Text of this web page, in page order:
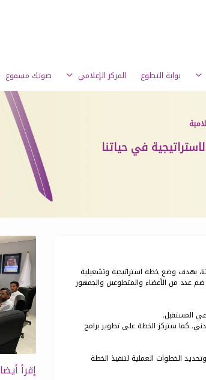
بوابة التطوع المركز الإعلامي صوتك مسموع
في حياتنا
حياتنا، بهدف وضع خطة استراتيجية وتشغيلية
عدد من الأعضاء والمتطوعين والجمهور
في المستقبل.
كما ستركز الخطة على تطوير برامج
الخطوات العملية لتنفيذ الخطة
إقرأ أيضا